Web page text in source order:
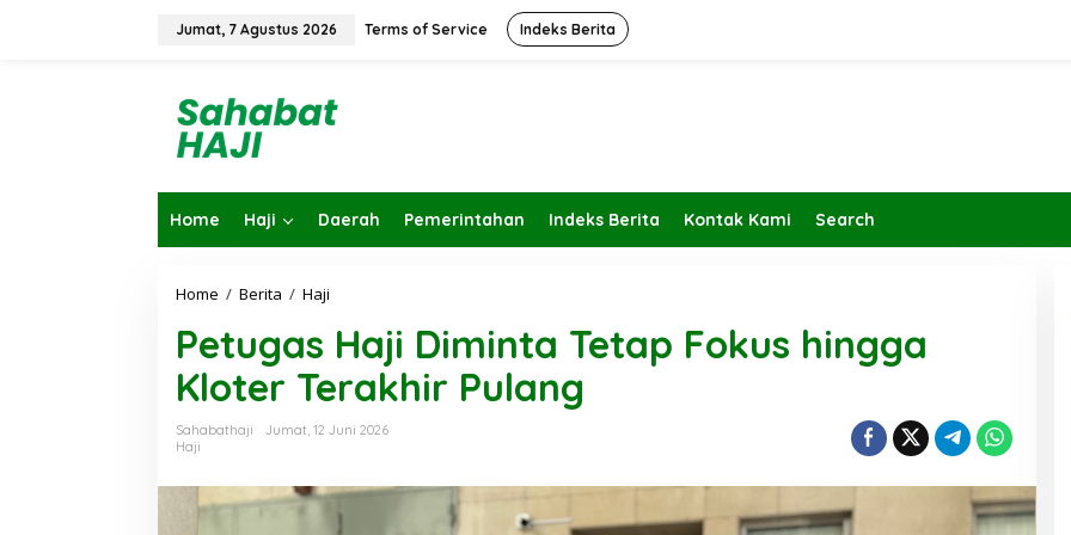
Jumat, 7 Agustus 2026 Terms of Service Indeks Berita
Home Haji Daerah Pemerintahan Indeks Berita Kontak Kami Search
Home / Berita / Haji
u
g
a
s
j
Petugas Haji Diminta Tetap Fokus hingga
Kloter Terakhir Pulang
Sahabathaji
Jumat, 12 Juni 2026
Haji
KBIHU Pada Jalurnya